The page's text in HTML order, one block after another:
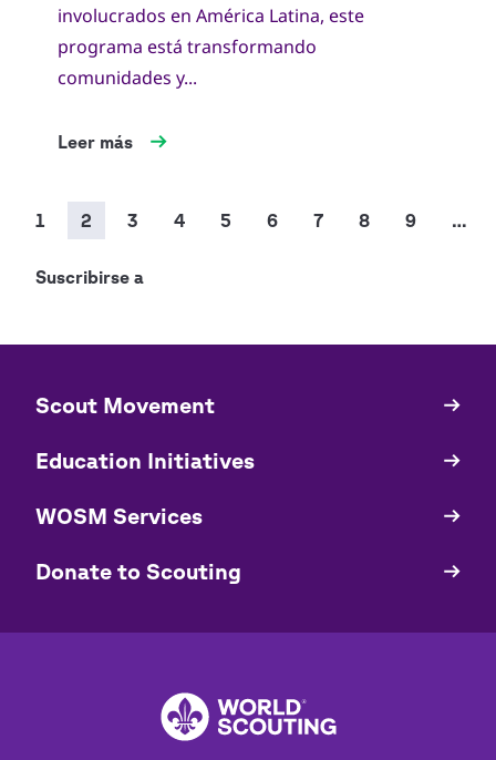
involucrados en América Latina, este
programa está transformando
comunidades y...
Leer más
Paginación
Página
1
Página
2 Página
3 Página
4 Página
5 Página
6 Página
7 Página
8 Página
9 …
Suscribirse a
Quick
​​Scout Movement
Education Initiatives
WOSM Services
​​Donate to Scouting